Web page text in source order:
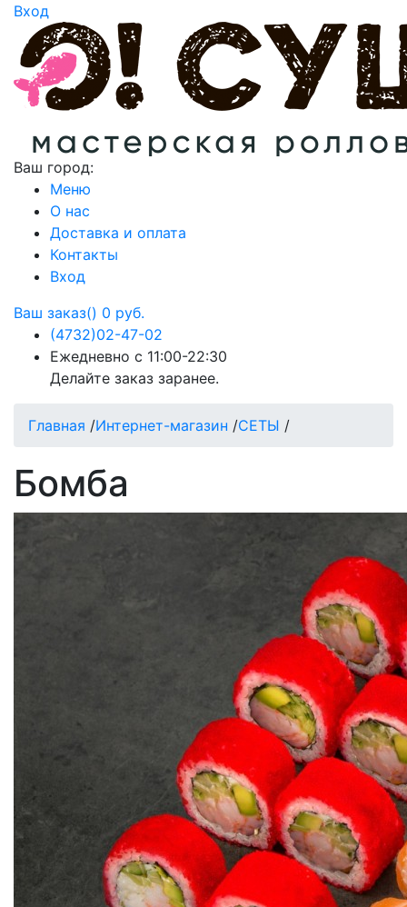
Вход
Ваш город:
Меню
О нас
Доставка и оплата
Контакты
Вход
Ваш заказ() 0 руб.
(4732)02-47-02
Ежедневно с 11:00-22:30
Делайте заказ заранее.
Главная /Интернет-магазин /СЕТЫ /
Бомба